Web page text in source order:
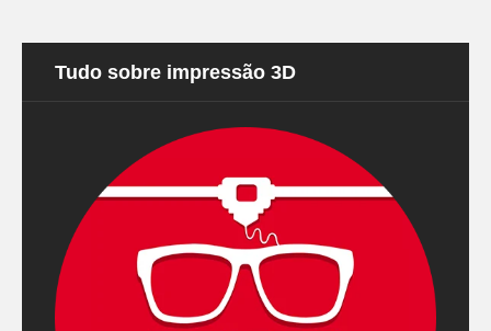
Tudo sobre impressão 3D